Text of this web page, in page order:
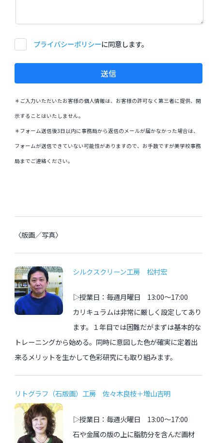
プライバシーポリシーに同意します。
送信
＊ご入力いただいたお客様の個人情報は、お客様の許可なく第三者に提供、開
示することはいたしません。
＊フォーム送信後3日以内に事務局から返信のメールが届かなかった場合は、
フォームが送信できていない可能性がありますので、お手数ですが美学校事務
局までご連絡ください。
〈版画／写真〉
シルクスクリーン工房 松村宏
▷授業日：毎週月曜日 13:00〜17:00
カリキュラムは非常に厳しく設定してあり
ます。１年目では困難だがまずは基本的な
トレーニングから始める。同時に意図した色が確実に定着出
来るメリットを生かして色彩研究にも取り組みます。
リトグラフ（石版画）工房 佐々木良枝＋増山吉明
▷授業日：毎週火曜日 13:00〜17:00
石や金属の版の上に脂肪分を含んだ画材